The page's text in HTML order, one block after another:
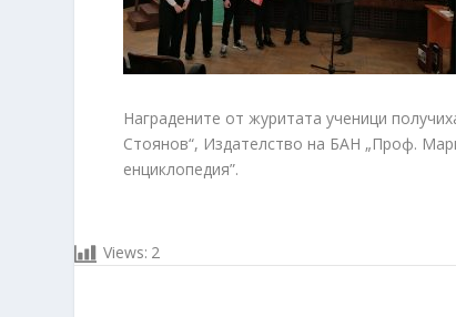
Наградените от журитата ученици
Стоянов“, Издателство на БАН „Проф.
енциклопедия”.
Views: 2